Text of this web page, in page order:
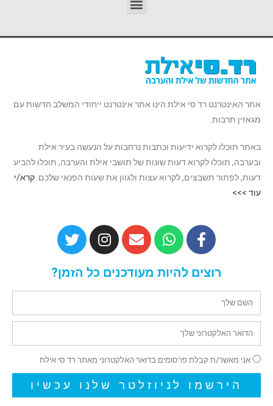
אתר האינטרנט רד סי אילת הינו אתר אינטרנט ייחודי המשלב חדשות עם
מגאזין תרבות.
באתר תוכלו לקרוא ידיעות וכתבות נרחבות על הנעשה בעיר אילת
ובערבה, תוכלו לקרוא דעות שונות של תושבי אילת והערבה, תוכלו להביע
דעות, לפתור תשבצים, לקרוא עצות ולגוון את שעות הפנאי שלכם. קרא/י
עוד >>>
רוצים להיות מעודכנים כל הזמן?
אני מאשר/ת קבלת פרסומים בדואר האלקטרוני מאתר רד סי אילת
הירשמו לניוזלטר שלנו עכשיו